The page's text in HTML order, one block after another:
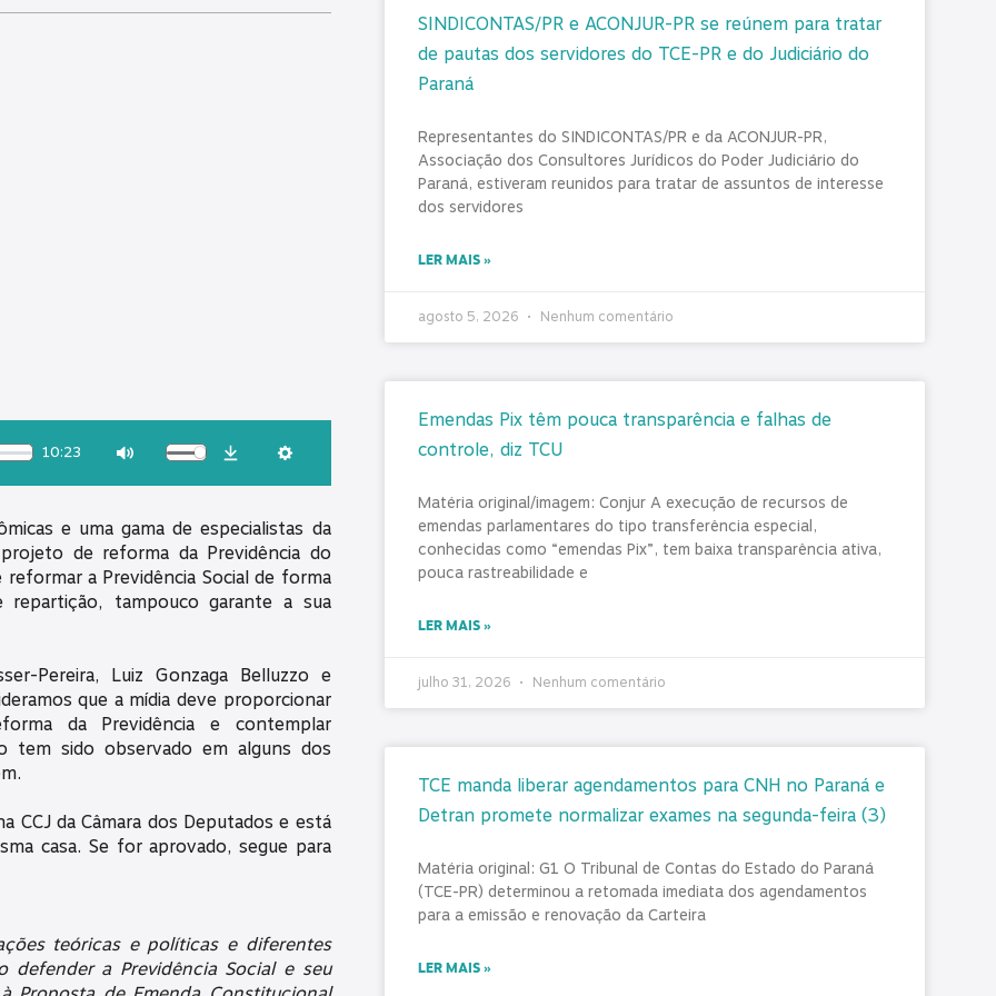
10:23
e uma gama de especialistas da
de reforma da Previdência do
a Previdência Social de forma
tampouco garante a sua
Pereira, Luiz Gonzaga Belluzzo e
que a mídia deve proporcionar
da Previdência e contemplar
tem sido observado em alguns dos
da Câmara dos Deputados e está
casa. Se for aprovado, segue para
teóricas e políticas e diferentes
defender a Previdência Social e seu
SINDICONTAS/PR e ACONJUR-PR se reúnem para tratar
de pautas dos servidores do TCE-PR e do Judiciário do
Paraná
Representantes do SINDICONTAS/PR e da ACONJUR-PR,
Associação dos Consultores Jurídicos do Poder Judiciário do
Paraná, estiveram reunidos para tratar de assuntos de interesse
dos servidores
LER MAIS »
agosto 5, 2026 Nenhum comentário
Emendas Pix têm pouca transparência e falhas de
controle, diz TCU
Matéria original/imagem: Conjur A execução de recursos de
emendas parlamentares do tipo transferência especial,
conhecidas como “emendas Pix”, tem baixa transparência ativa,
pouca rastreabilidade e
LER MAIS »
julho 31, 2026 Nenhum comentário
TCE manda liberar agendamentos para CNH no Paraná e
Detran promete normalizar exames na segunda-feira (3)
Matéria original: G1 O Tribunal de Contas do Estado do Paraná
(TCE-PR) determinou a retomada imediata dos agendamentos
para a emissão e renovação da Carteira
LER MAIS »